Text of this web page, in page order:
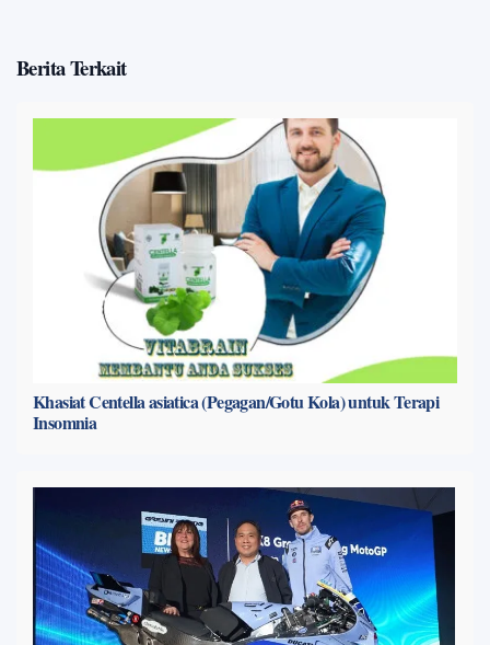
Berita Terkait
Khasiat Centella asiatica (Pegagan/Gotu Kola) untuk Terapi
Insomnia